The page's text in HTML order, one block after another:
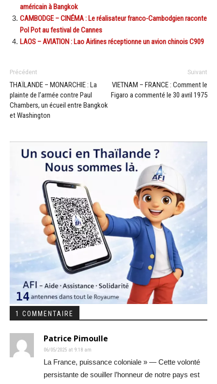
américain à Bangkok
CAMBODGE – CINÉMA : Le réalisateur franco-Cambodgien raconte
Pol Pot au festival de Cannes
LAOS – AVIATION : Lao Airlines réceptionne un avion chinois C909
Précédent
THAÏLANDE – MONARCHIE : La
plainte de l’armée contre Paul
Chambers, un écueil entre Bangkok
et Washington
Suivant
VIETNAM – FRANCE : Comment le
Figaro a commenté le 30 avril 1975
1 COMMENTAIRE
Patrice Pimoulle
06/05/2025 at 9:18 am
La France, puissance coloniale » — Cette volonté
persistante de souiller l’honneur de notre pays est